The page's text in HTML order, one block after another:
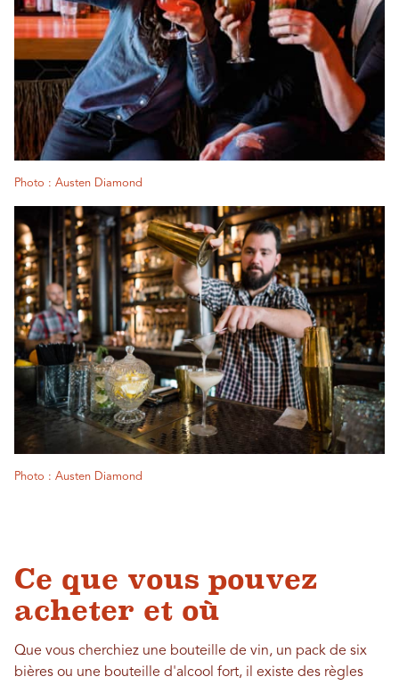
Photo : Austen Diamond
Photo : Austen Diamond
Ce que vous pouvez
acheter et où
Que vous cherchiez une bouteille de vin, un pack de six
bières ou une bouteille d'alcool fort, il existe des règles